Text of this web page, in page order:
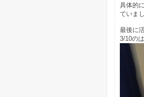
具体的
ていまし
最後に
3/10の